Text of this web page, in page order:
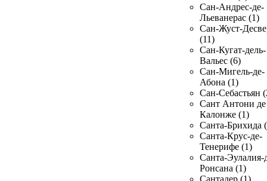
Сан-Андрес-де-
Льеванерас (1)
Сан-Жуст-
(11)
Сан-Кугат-дель-
Вальес (6)
Сан-Мигель-де-
Абона (1)
Сан-Себастьян
Сант Антони де
Калонже (1)
Санта-Брихида
Санта-Крус-де-
Тенерифе (1)
Санта-Эулалия-
Ронсана (1)
Сантадер (1)